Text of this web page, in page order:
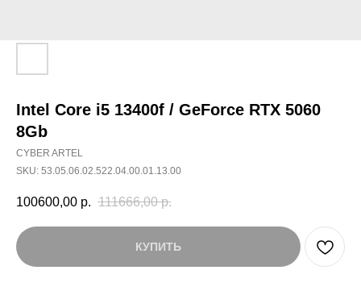
Intel Core i5 13400f / GeForce RTX 5060
8Gb
CYBER ARTEL
SKU: 53.05.06.02.522.04.00.01.13.00
100600,00 р. 111666,00 р.
КУПИТЬ